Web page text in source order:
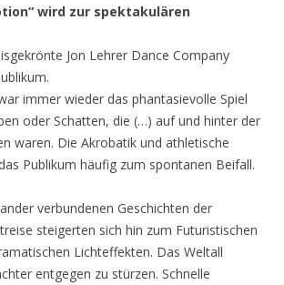
wird zur spektakulären
Jon Lehrer Dance Company
immer wieder das phantasievolle Spiel
oder Schatten, die (…) auf und hinter der
waren. Die Akrobatik und athletische
Publikum häufig zum spontanen Beifall.
verbundenen Geschichten der
steigerten sich hin zum Futuristischen
Lichteffekten. Das Weltall
entgegen zu stürzen. Schnelle